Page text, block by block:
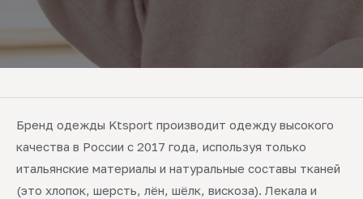
Бренд одежды Ktsport производит одежду высокого
качества в России с 2017 года, используя только
итальянские материалы и натуральные составы тканей
(это хлопок, шерсть, лён, шёлк, вискоза). Лекала и